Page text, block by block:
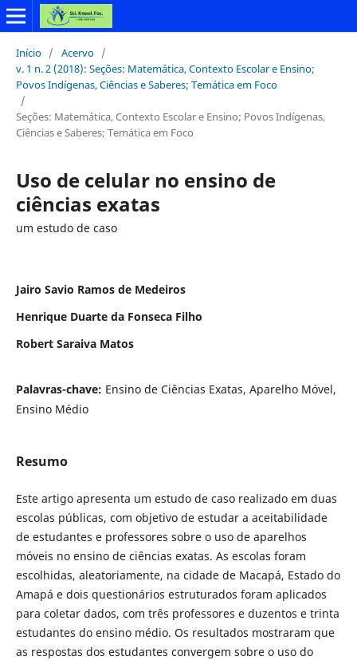
Início / Acervo /
v. 1 n. 2 (2018): Seções: Matemática, Contexto Escolar e Ensino;
Povos Indígenas, Ciências e Saberes; Temática em Foco
/
Seções: Matemática, Contexto Escolar e Ensino; Povos Indígenas,
Ciências e Saberes; Temática em Foco
Uso de celular no ensino de
ciências exatas
um estudo de caso
Jairo Savio Ramos de Medeiros
Henrique Duarte da Fonseca Filho
Robert Saraiva Matos
Palavras-chave: Ensino de Ciências Exatas, Aparelho Móvel,
Ensino Médio
Resumo
Este artigo apresenta um estudo de caso realizado em duas
escolas públicas, com objetivo de estudar a aceitabilidade
de estudantes e professores sobre o uso de aparelhos
móveis no ensino de ciências exatas. As escolas foram
escolhidas, aleatoriamente, na cidade de Macapá, Estado do
Amapá e dois questionários estruturados foram aplicados
para coletar dados, com três professores e duzentos e trinta
estudantes do ensino médio. Os resultados mostraram que
as respostas dos estudantes convergem sobre o uso do